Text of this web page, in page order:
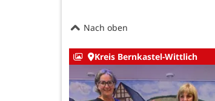
Nach oben
Kreis Bernkastel-Wittlich